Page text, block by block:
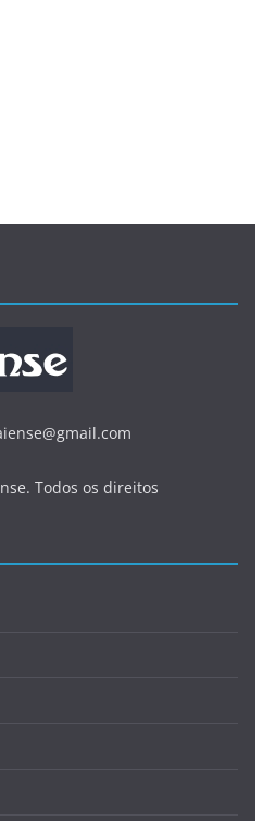
Todos os direitos